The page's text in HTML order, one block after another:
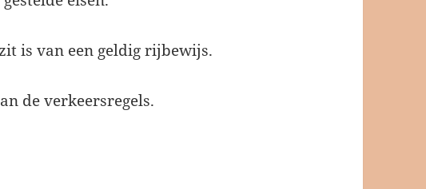
is van een geldig rijbewijs.
de verkeersregels.